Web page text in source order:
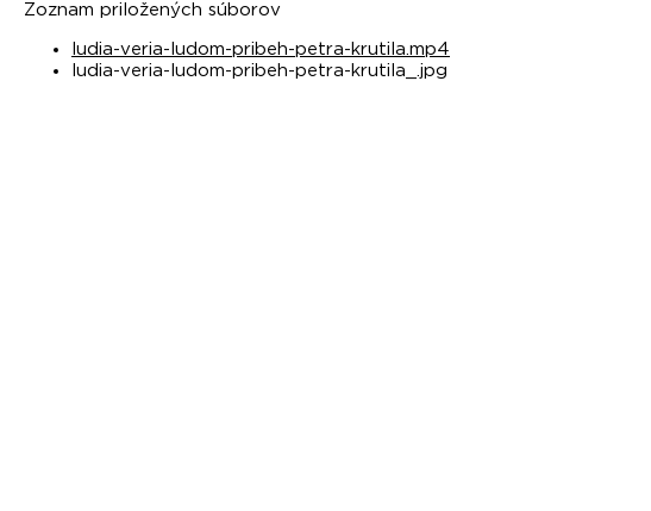
Zoznam priložených súborov
ludia-veria-ludom-pribeh-petra-krutila.mp4
ludia-veria-ludom-pribeh-petra-krutila_.jpg